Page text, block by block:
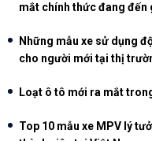
mắt chính thức đang đến
Những mẫu xe sử dụng
cho người mới tại thị
Loạt ô tô mới ra mắt
Top 10 mẫu xe MPV lý